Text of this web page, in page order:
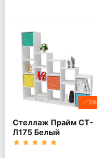
-13%
Стеллаж Прайм СТ-
Л175 Белый